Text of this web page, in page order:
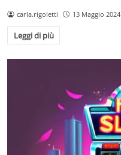
carla.rigoletti 13 Maggio 2024
Leggi di più